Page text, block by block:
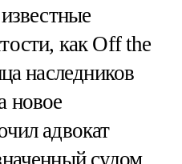
как Off the
наследников
новое
адвокат